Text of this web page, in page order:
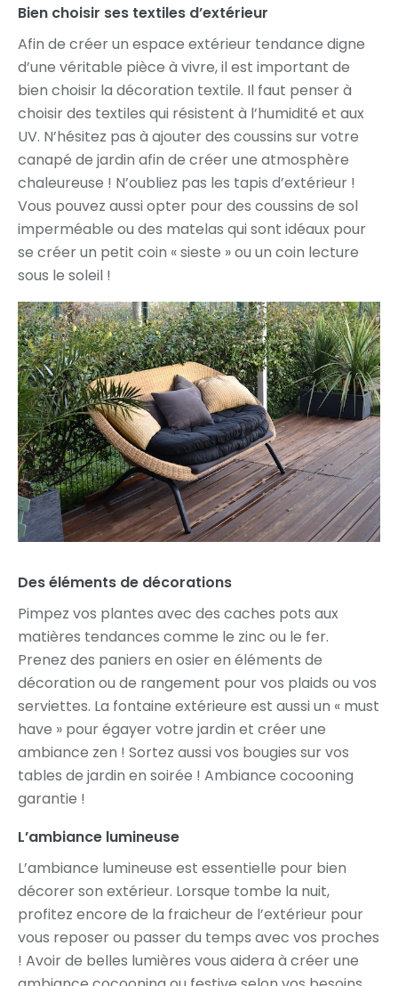
Bien choisir ses textiles d’extérieur
Afin de créer un espace extérieur tendance digne
d’une véritable pièce à vivre, il est important de
bien choisir la décoration textile. Il faut penser à
choisir des textiles qui résistent à l’humidité et aux
UV. N’hésitez pas à ajouter des coussins sur votre
canapé de jardin afin de créer une atmosphère
chaleureuse ! N’oubliez pas les tapis d’extérieur !
Vous pouvez aussi opter pour des coussins de sol
imperméable ou des matelas qui sont idéaux pour
se créer un petit coin « sieste » ou un coin lecture
sous le soleil !
Des éléments de décorations
Pimpez vos plantes avec des caches pots aux
matières tendances comme le zinc ou le fer.
Prenez des paniers en osier en éléments de
décoration ou de rangement pour vos plaids ou vos
serviettes. La fontaine extérieure est aussi un « must
have » pour égayer votre jardin et créer une
ambiance zen ! Sortez aussi vos bougies sur vos
tables de jardin en soirée ! Ambiance cocooning
garantie !
L’ambiance lumineuse
L’ambiance lumineuse est essentielle pour bien
décorer son extérieur. Lorsque tombe la nuit,
profitez encore de la fraicheur de l’extérieur pour
vous reposer ou passer du temps avec vos proches
! Avoir de belles lumières vous aidera à créer une